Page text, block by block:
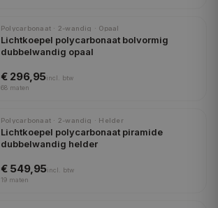
Polycarbonaat · 2-wandig · Opaal
Lichtkoepel polycarbonaat bolvormig
dubbelwandig opaal
€ 296,95incl.
btw
68 maten
Polycarbonaat · 2-wandig · Helder
Lichtkoepel polycarbonaat piramide
dubbelwandig helder
€ 549,95incl.
btw
19 maten